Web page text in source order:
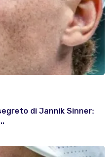
di Jannik Sinner: